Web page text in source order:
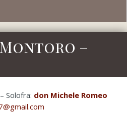
–
Solofra: don Michele Romeo